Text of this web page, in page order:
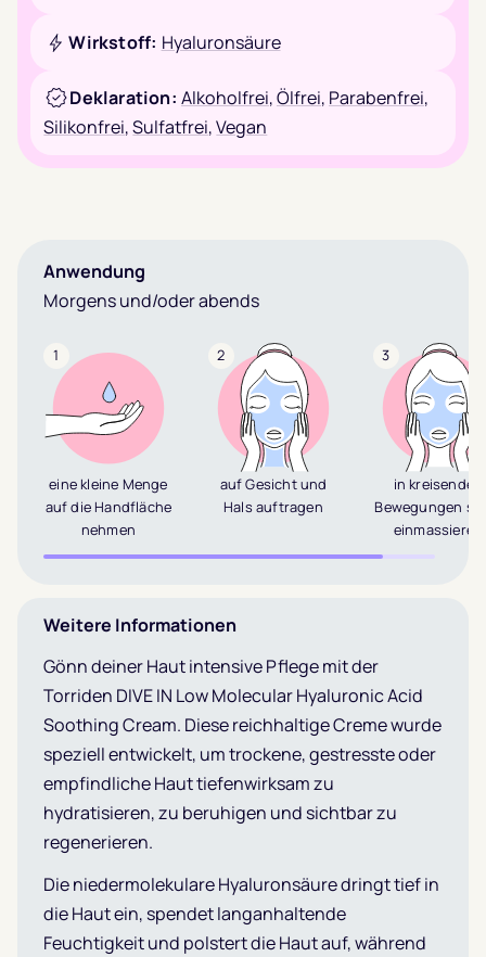
Wirkstoff: Hyaluronsäure
Deklaration: Alkoholfrei,Ölfrei, Parabenfrei,
Silikonfrei,Sulfatfrei,Vegan
Anwendung
Morgens und/oder abends
1
eine kleine Menge
auf die Handfläche
nehmen
2
auf Gesicht und
Hals auftragen
3
in kreisenden
Bewegungen
einmassieren
Weitere Informationen
Gönn deiner Haut intensive Pflege mit der
Torriden DIVE IN Low Molecular Hyaluronic Acid
Soothing Cream. Diese reichhaltige Creme wurde
speziell entwickelt, um trockene, gestresste oder
empfindliche Haut tiefenwirksam zu
hydratisieren, zu beruhigen und sichtbar zu
regenerieren.
Die niedermolekulare Hyaluronsäure dringt tief in
die Haut ein, spendet langanhaltende
Feuchtigkeit und polstert die Haut auf, während